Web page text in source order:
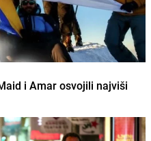
i Amar osvojili najviši